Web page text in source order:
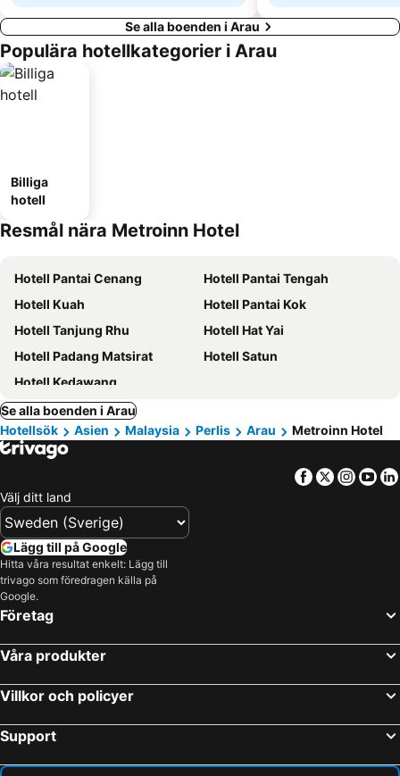
Se alla boenden i Arau
Populära hotellkategorier i Arau
Billiga
hotell
Resmål nära Metroinn Hotel
Hotell Pantai Cenang
Hotell Pantai Tengah
Hotell Kuah
Hotell Pantai Kok
Hotell Tanjung Rhu
Hotell Hat Yai
Hotell Padang Matsirat
Hotell Satun
Hotell Kedawang
Se alla boenden i Arau
Hotellsök
Asien Malaysia Perlis Arau Metroinn Hotel
Facebook
Twitter
Välj ditt land
Lägg till på Google
Hitta våra resultat enkelt: Lägg till
trivago som föredragen källa på
Google.
Företag
Våra produkter
Villkor och policyer
Support